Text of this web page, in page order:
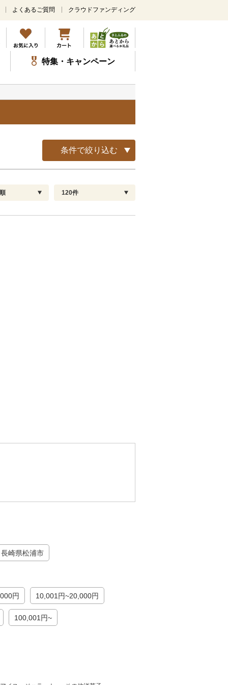
メ
ン
コ
ン
テ
ツ
ッ
よくあるご質問 クラウドファンディング
特集・キャンペーン
条件で絞り込む
配送指定 解除
お届け日時指定可
120件
長崎県松浦市
円 10,001円~20,000円
100,001円~